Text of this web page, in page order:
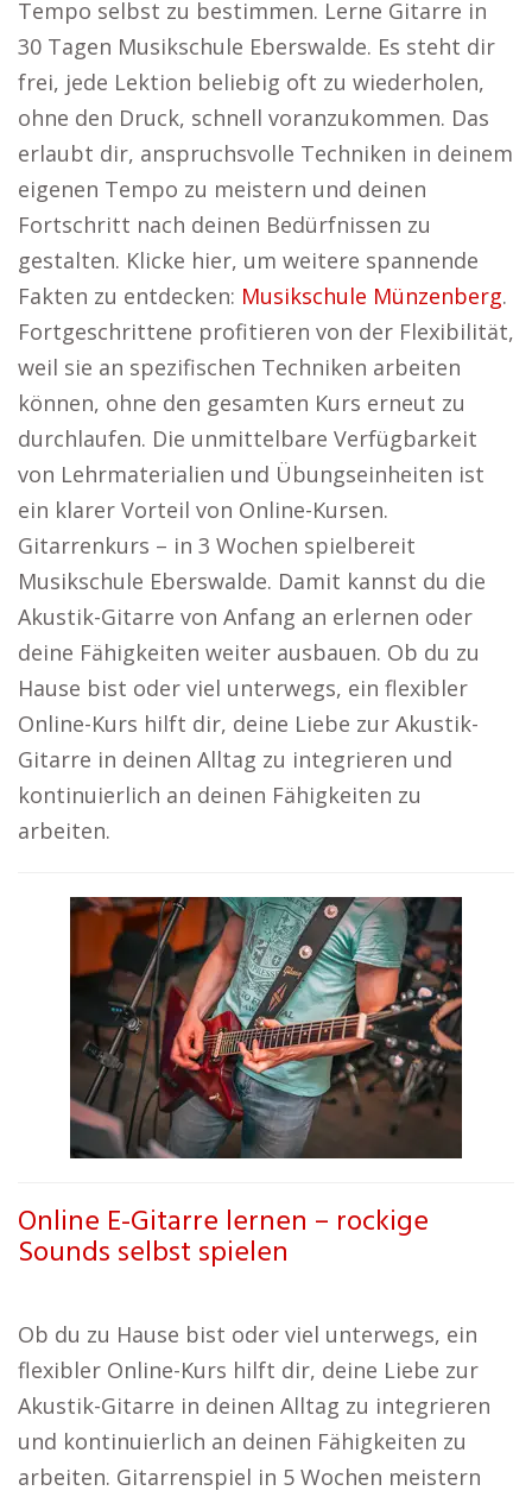
Tempo selbst zu bestimmen. Lerne Gitarre in
30 Tagen Musikschule Eberswalde. Es steht dir
frei, jede Lektion beliebig oft zu wiederholen,
ohne den Druck, schnell voranzukommen. Das
erlaubt dir, anspruchsvolle Techniken in deinem
eigenen Tempo zu meistern und deinen
Fortschritt nach deinen Bedürfnissen zu
gestalten. Klicke hier, um weitere spannende
Fakten zu entdecken: Musikschule Münzenberg.
Fortgeschrittene profitieren von der Flexibilität,
weil sie an spezifischen Techniken arbeiten
können, ohne den gesamten Kurs erneut zu
durchlaufen. Die unmittelbare Verfügbarkeit
von Lehrmaterialien und Übungseinheiten ist
ein klarer Vorteil von Online-Kursen.
Gitarrenkurs – in 3 Wochen spielbereit
Musikschule Eberswalde. Damit kannst du die
Akustik-Gitarre von Anfang an erlernen oder
deine Fähigkeiten weiter ausbauen. Ob du zu
Hause bist oder viel unterwegs, ein flexibler
Online-Kurs hilft dir, deine Liebe zur Akustik-
Gitarre in deinen Alltag zu integrieren und
kontinuierlich an deinen Fähigkeiten zu
arbeiten.
Online E-Gitarre lernen – rockige
Sounds selbst spielen
Ob du zu Hause bist oder viel unterwegs, ein
flexibler Online-Kurs hilft dir, deine Liebe zur
Akustik-Gitarre in deinen Alltag zu integrieren
und kontinuierlich an deinen Fähigkeiten zu
arbeiten. Gitarrenspiel in 5 Wochen meistern